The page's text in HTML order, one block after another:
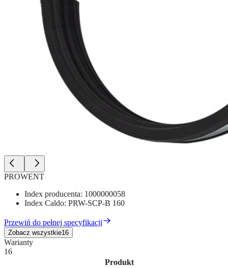
PROWENT
Index producenta: 1000000058
Index Caldo: PRW-SCP-B 160
Przewiń do pełnej specyfikacji
Zobacz wszystkie16
Warianty
16
Produkt